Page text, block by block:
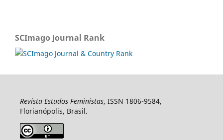
SCImago Journal Rank
Revista Estudos Feministas, ISSN 1806-9584,
Florianópolis, Brasil.